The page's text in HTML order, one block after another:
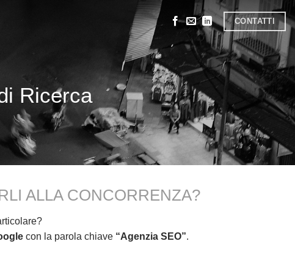
CONTATTI
Ricerca
ALLA CONCORRENZA?
con la parola chiave “Agenzia SEO”.